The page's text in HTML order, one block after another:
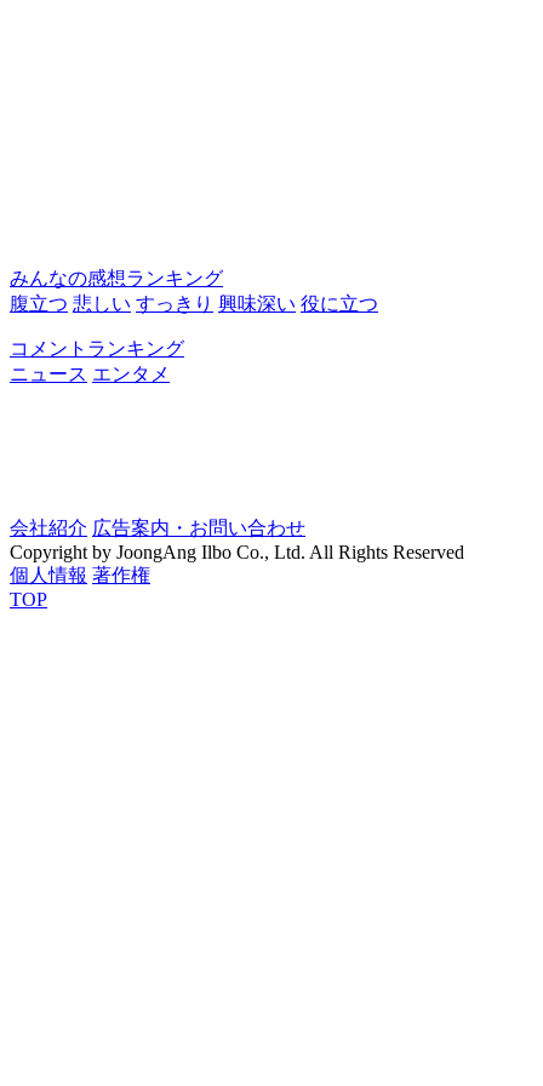
みんなの感想ランキング
腹立つ 悲しい すっきり 興味深い 役に立つ
コメントランキング
ニュース エンタメ
会社紹介 広告案内・お問い合わせ
Copyright by JoongAng Ilbo Co., Ltd. All Rights Reserved
個人情報 著作権
TOP